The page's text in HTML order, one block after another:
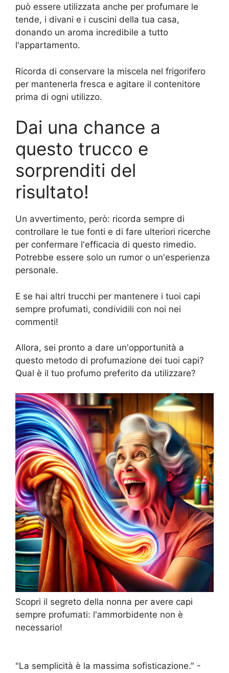
può essere utilizzata anche per profumare le
tende, i divani e i cuscini della tua casa,
donando un aroma incredibile a tutto
l'appartamento.
Ricorda di conservare la miscela nel frigorifero
per mantenerla fresca e agitare il contenitore
prima di ogni utilizzo.
Dai una chance a
questo trucco e
sorprenditi del
risultato!
Un avvertimento, però: ricorda sempre di
controllare le tue fonti e di fare ulteriori ricerche
per confermare l'efficacia di questo rimedio.
Potrebbe essere solo un rumor o un'esperienza
personale.
E se hai altri trucchi per mantenere i tuoi capi
sempre profumati, condividili con noi nei
commenti!
Allora, sei pronto a dare un'opportunità a
questo metodo di profumazione dei tuoi capi?
Qual è il tuo profumo preferito da utilizzare?
Scopri il segreto della nonna per avere capi
sempre profumati: l'ammorbidente non è
necessario!
"La semplicità è la massima sofisticazione." -